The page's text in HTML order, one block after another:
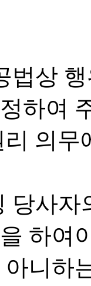
법상
하여
의
당사자
하여
니하